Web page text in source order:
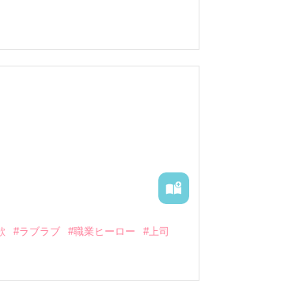
の正体は、とある財閥御曹司に
だと評判な社長――御影恭司その
にしばしば呼び出された上、二
#ラブラブ #職業ヒーロー #上司